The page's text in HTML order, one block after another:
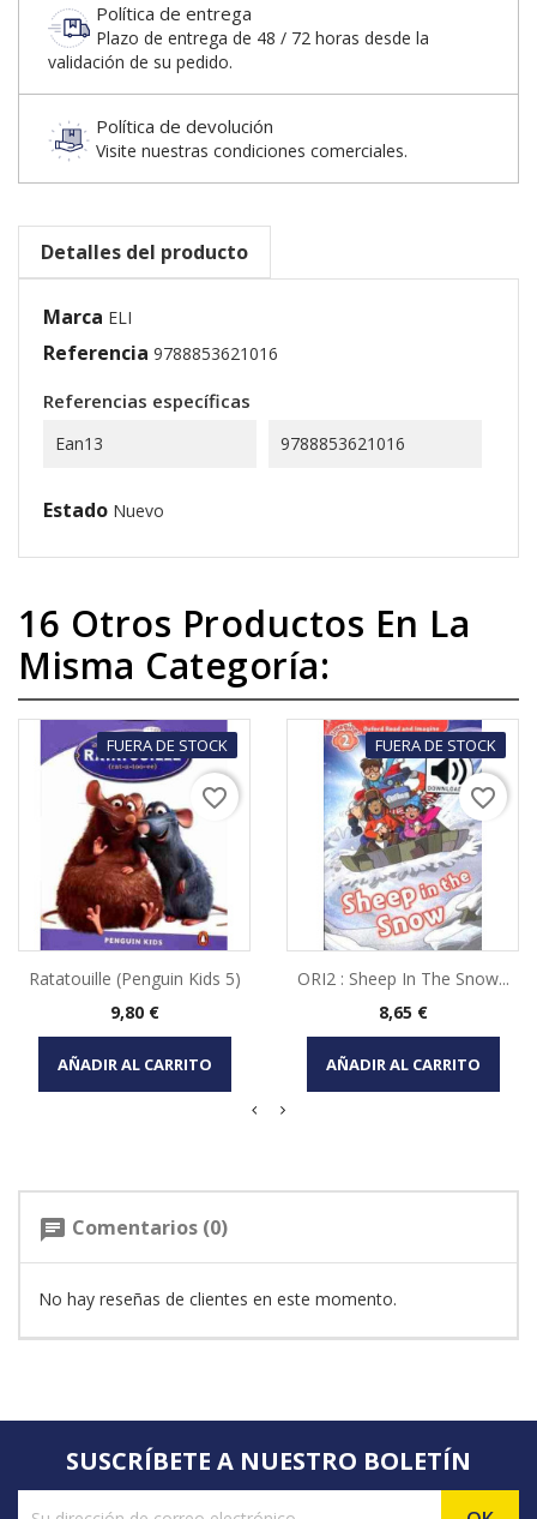
Política de entrega
Plazo de entrega de 48 / 72 horas desde la
validación de su pedido.
Política de devolución
Visite nuestras condiciones comerciales.
Detalles del producto
Marca ELI
Referencia 9788853621016
Referencias específicas
Ean13 9788853621016
Estado Nuevo
16 Otros Productos En La
Misma Categoría:
FUERA DE STOCK
Ratatouille (Penguin Kids 5)
Precio
9,80 €
AÑADIR AL CARRITO
favorite_border
FUERA DE STOCK
ORI2 : Sheep In The Snow...
Precio
8,65 €
AÑADIR AL CARRITO
favorite_border
chat Comentarios (0)
No hay reseñas de clientes en este momento.
SUSCRÍBETE A NUESTRO BOLETÍN